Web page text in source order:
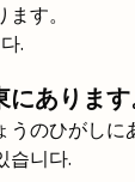
す。
.
あります
のひがしに
습니다.